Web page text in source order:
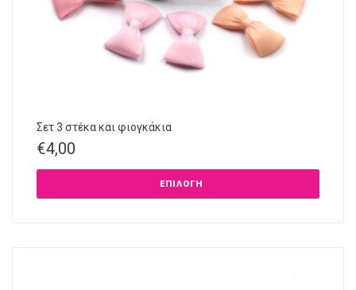
Σετ 3 στέκα και φιογκάκια
€4,00
ΕΠΙΛΟΓΉ